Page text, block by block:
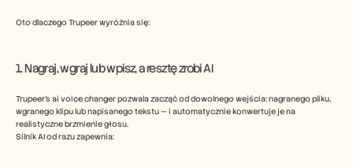
Oto dlaczego Trupeer wyróżnia się:
1. Nagraj, wgraj lub wpisz, a resztę zrobi AI
Trupeer’s ai voice changer pozwala zacząć od dowolnego wejścia: nagranego pliku,
wgranego klipu lub napisanego tekstu — i automatycznie konwertuje je na
realistyczne brzmienie głosu.
Silnik AI od razu zapewnia: